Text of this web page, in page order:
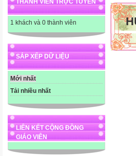
1 khách và 0 thành viên
SẮP XẾP DỮ LIỆU
Mới nhất
Tải nhiều nhất
LIÊN KẾT CỘNG ĐỒNG
GIÁO VIÊN